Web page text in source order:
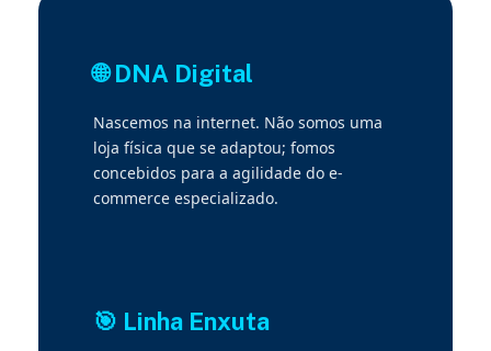
🌐 DNA Digital
Nascemos na internet. Não somos uma
loja física que se adaptou; fomos
concebidos para a agilidade do e-
commerce especializado.
🎯 Linha Enxuta